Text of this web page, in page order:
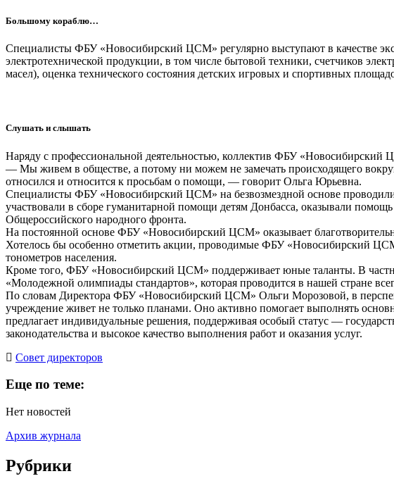
Большому кораблю…
Специалисты ФБУ «Новосибирский ЦСМ» регулярно выступают в качестве
электротехнической продукции, в том числе бытовой техники, счетчиков
масел), оценка технического состояния детских игровых и спортивных
Слушать и слышать
Наряду с профессиональной деятельностью, коллектив ФБУ «Новосибирский
— Мы живем в обществе, а потому ни можем не замечать происходящего
относился и относится к просьбам о помощи, — говорит Ольга Юрьевна.
Специалисты ФБУ «Новосибирский ЦСМ» на безвозмездной основе
участвовали в сборе гуманитарной помощи детям Донбасса, оказывали
Общероссийского народного фронта.
На постоянной основе ФБУ «Новосибирский ЦСМ» оказывает
Хотелось бы особенно отметить акции, проводимые ФБУ «Новосибирский
тонометров населения.
Кроме того, ФБУ «Новосибирский ЦСМ» поддерживает юные таланты. В
«Молодежной олимпиады стандартов», которая проводится в нашей стране
По словам Директора ФБУ «Новосибирский ЦСМ» Ольги Морозовой, в
учреждение живет не только планами. Оно активно помогает выполнять
предлагает индивидуальные решения, поддерживая особый статус —
законодательства и высокое качество выполнения работ и оказания услуг.
Cовет директоров
Еще по теме:
Нет новостей
Архив журнала
Рубрики